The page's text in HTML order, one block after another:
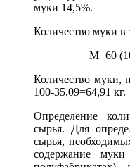
муки 14,5%.
Количество муки в
М=60
Количество муки,
100-35,09=64,91 кг.
Определение
сырья. Для
сырья,
содержание